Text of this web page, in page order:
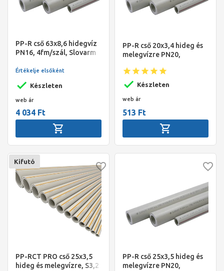
PP-R cső 63x8,6 hidegvíz
PN16, 4fm/szál, Slovarm
Készleten
Értékelje elsőként
web ár
4 034 Ft
PP-R cső 20x3,4 hideg és
melegvízre PN20,
Készleten
web ár
513 Ft
PP-RCT PRO cső 25x3,5
hideg és melegvízre, S3,2
Kifutó
PP-R cső 25x3,5 hideg és
melegvízre PN20,